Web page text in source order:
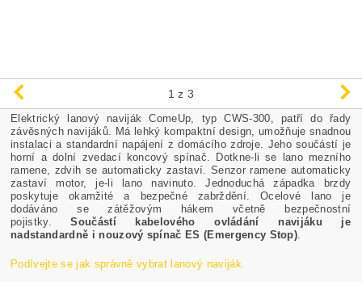
1 z 3
Elektrický lanový naviják ComeUp, typ CWS-300, patří do řady
závěsných navijáků. Má lehký kompaktní design, umožňuje snadnou
instalaci a standardní napájení z domácího zdroje. Jeho součástí je
horní a dolní zvedací koncový spínač. Dotkne-li se lano mezního
ramene, zdvih se automaticky zastaví. Senzor ramene automaticky
zastaví motor, je-li lano navinuto. Jednoduchá západka brzdy
poskytuje okamžité a bezpečné zabrždění. Ocelové lano je
dodáváno se zátěžovým hákem včetně bezpečnostní
pojistky.Součástí kabelového ovládání navijáku je
nadstandardně i nouzový spínač ES (Emergency Stop)
Podívejte se jak správně vybrat lanový naviják.